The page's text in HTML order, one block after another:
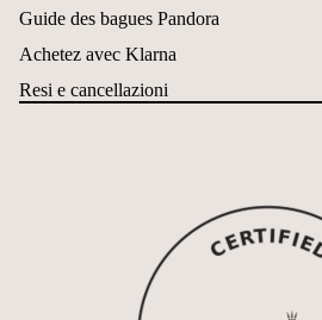
Guide des bagues Pandora
Achetez avec Klarna
Resi e cancellazioni